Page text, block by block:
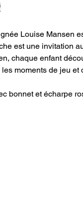
Louise Mansen
est une invitation
chaque enfant
moments de jeu et
bonnet et écharpe